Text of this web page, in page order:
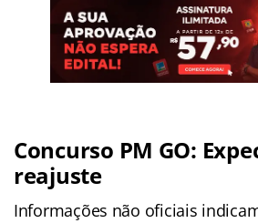
Concurso PM GO:
reajuste
Informações não oficiais